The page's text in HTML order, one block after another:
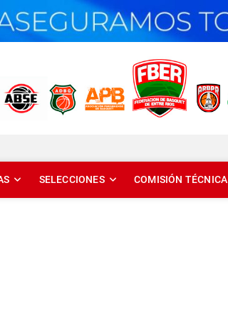
DE ENTRE RÍOS
SELECCIONES COMISIÓN TÉCNICA